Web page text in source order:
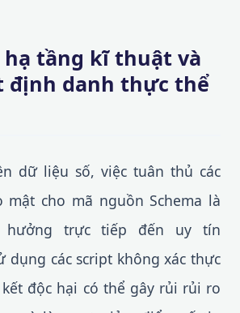
tầng kĩ thuật và
định danh thực thể
dữ liệu số, việc tuân thủ các
mật cho mã nguồn Schema là
hưởng trực tiếp đến uy tín
dụng các script không xác thực
độc hại có thể gây rủi rủi ro